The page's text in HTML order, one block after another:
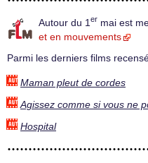
Autour du 1 er mai est
et en mouvements
Parmi les derniers films
Maman pleut de cordes
Agissez comme si vous ne
Hospital